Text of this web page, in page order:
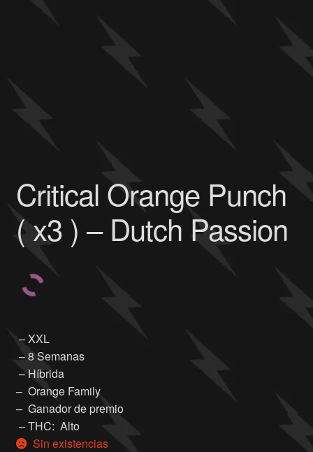
Critical Orange Punch
( x3 ) – Dutch Passion
– XXL
– 8 Semanas
– Híbrida
– Orange Family
– Ganador de premio
– THC: Alto
Sin existencias